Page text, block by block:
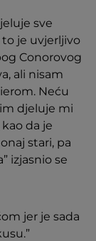
sve
je uvjerljivo
Conorovog
ali nisam
Neću
djeluje mi
da je
stari, pa
izjasnio se
jer je sada